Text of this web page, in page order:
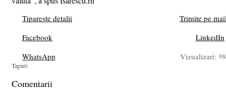
Tipareste detalii
Trimite pe
Facebook
LinkedIn
WhatsApp
Vizualizari:
Taguri:
Comentarii